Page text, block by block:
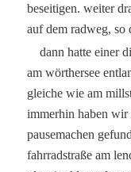
beseitigen. weiter
auf dem radweg, so
dann hatte einer
am wörthersee
gleiche wie am
immerhin haben wir
pausemachen
fahrradstraße am